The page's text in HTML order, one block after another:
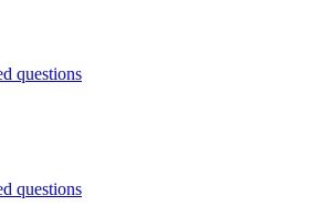
questions
questions